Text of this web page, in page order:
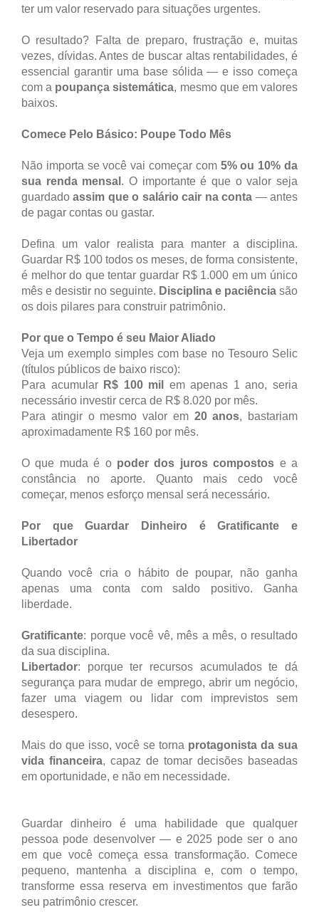
ter um valor reservado para situações urgentes.
O resultado? Falta de preparo, frustração e, muitas
vezes, dívidas. Antes de buscar altas rentabilidades, é
essencial garantir uma base sólida — e isso começa
com a poupança sistemática, mesmo que em valores
baixos.
Comece Pelo Básico: Poupe Todo Mês
Não importa se você vai começar com 5% ou 10% da
sua renda mensal . O importante é que o valor seja
guardadoassim que o salário cair na conta — antes
de pagar contas ou gastar.
Defina um valor realista para manter a disciplina.
Guardar R$ 100 todos os meses, de forma consistente,
é melhor do que tentar guardar R$ 1.000 em um único
mês e desistir no seguinte. Disciplina e paciência são
os dois pilares para construir patrimônio.
Por que o Tempo é seu Maior Aliado
Veja um exemplo simples com base no Tesouro Selic
(títulos públicos de baixo risco):
Para acumular R$ 100 mil
em apenas 1 ano, seria
necessário investir cerca de R$ 8.020 por mês.
Para atingir o mesmo valor em 20 anos, bastariam
aproximadamente R$ 160 por mês.
O que muda é o poder dos juros compostos e a
constância no aporte. Quanto mais cedo você
começar, menos esforço mensal será necessário.
Por que Guardar Dinheiro é Gratificante e
Libertador
Quando você cria o hábito de poupar, não ganha
apenas uma conta com saldo positivo. Ganha
liberdade.
Gratificante: porque você vê, mês a mês, o resultado
da sua disciplina.
Libertador: porque ter recursos acumulados te dá
segurança para mudar de emprego, abrir um negócio,
fazer uma viagem ou lidar com imprevistos sem
desespero.
Mais do que isso, você se torna protagonista da sua
vida financeira, capaz de tomar decisões baseadas
em oportunidade, e não em necessidade.
Guardar dinheiro é uma habilidade que qualquer
pessoa pode desenvolver — e 2025 pode ser o ano
em que você começa essa transformação. Comece
pequeno, mantenha a disciplina e, com o tempo,
transforme essa reserva em investimentos que farão
seu patrimônio crescer.